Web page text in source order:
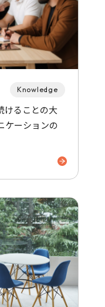
Knowledge
けることの大
ケーションの